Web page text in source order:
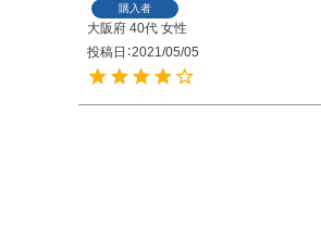
購入者
大阪府 40代 女性
投稿日 2021/05/05